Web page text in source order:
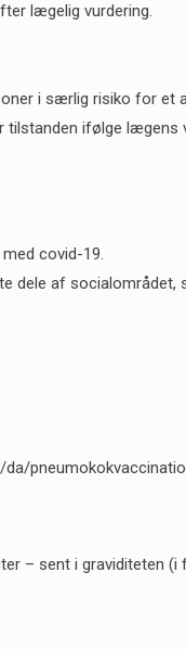
lægelig vurdering.
i særlig risiko for et
ifølge
covid-19.
dele af
– sent i graviditeten